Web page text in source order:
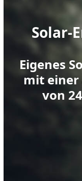
Solar-
Eigenes
mit
von